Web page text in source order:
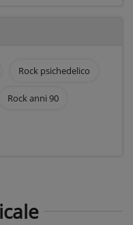
Rock psichedelico
Rock anni 90